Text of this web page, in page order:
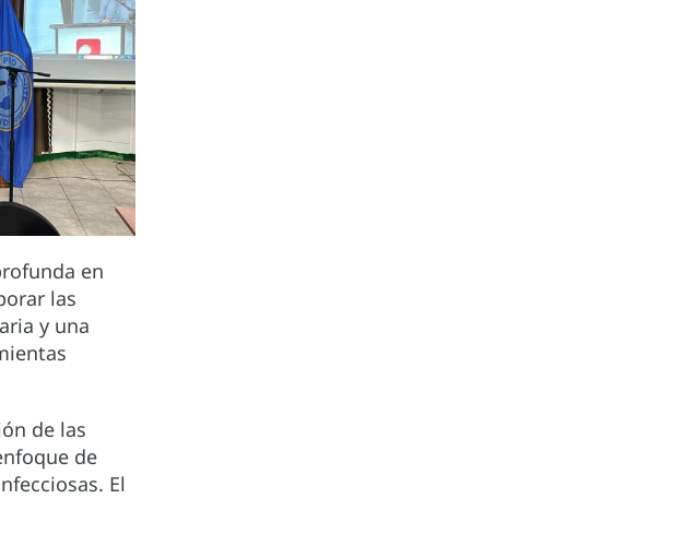
en
las
y una
de las
de
El